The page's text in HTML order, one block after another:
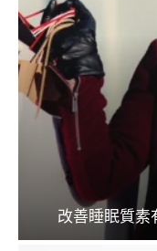
改善睡眠質素